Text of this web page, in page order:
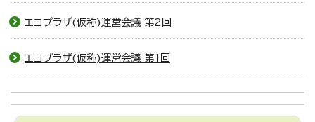
エコプラザ(仮称)運営会議 第2回
エコプラザ(仮称)運営会議 第1回